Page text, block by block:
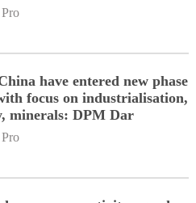
have entered new phase
focus on industrialisation,
minerals: DPM Dar